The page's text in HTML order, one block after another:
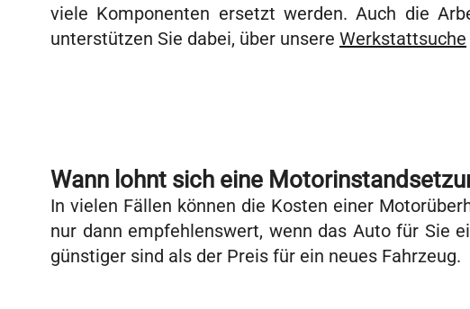
viele Komponenten ersetzt werden. Auch die
unterstützen Sie dabei, über unsere Werkstattsuche
Wann lohnt sich eine
In vielen Fällen können die Kosten einer
nur dann empfehlenswert, wenn das Auto für Sie
günstiger sind als der Preis für ein neues Fahrzeug.